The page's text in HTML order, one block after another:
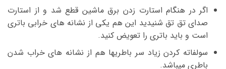
اگر در هنگام استارت زدن برق ماشین قطع شد و از استارت
صدای تق تق شنیدید این هم یکی از نشانه های خرابی باتری
است و باید باتری را تعویض کنید.
سولفاته کردن زیاد سر باطریها هم از نشانه های خراب شدن
باطری میباشد.